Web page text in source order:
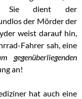
Sie dient der
der Mörder der
weist darauf hin,
Fahrer sah, eine
gegenüberliegenden
an!
hat auch eine